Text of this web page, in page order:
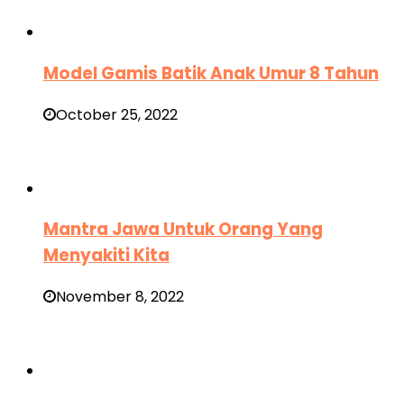
Model Gamis Batik Anak Umur 8 Tahun
October 25, 2022
Mantra Jawa Untuk Orang Yang
Menyakiti Kita
November 8, 2022